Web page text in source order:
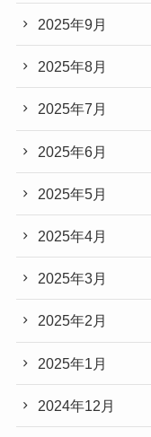
2025年9月
2025年8月
2025年7月
2025年6月
2025年5月
2025年4月
2025年3月
2025年2月
2025年1月
2024年12月